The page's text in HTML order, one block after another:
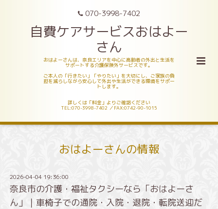
070-3998-7402
自費ケアサービスおはよー
さん
おはよーさんは、奈良エリアを中心に高齢者の外出と生活を
サポートする介護保険外サービスです。
ご本人の「行きたい」「やりたい」を大切にし、ご家族の負
担を減らしながら安心して外出や生活ができる環境をサポー
トします。
詳しくは「料金」よりご確認ください
TEL:070-3998-7402 ／FAX:0742-90-1015
おはよーさんの情報
2026-04-04 19:36:00
奈良市の介護・福祉タクシーなら「おはよーさ
ん」｜車椅子での通院・入院・退院・転院送迎だ